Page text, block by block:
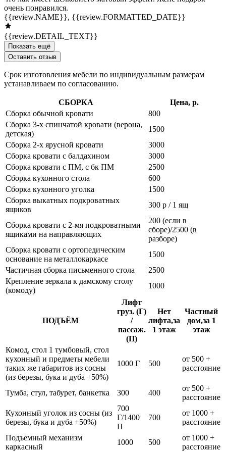
очень понравился.
{{review.NAME}}, {{review.FORMATTED_DATE}}
{{review.DETAIL_TEXT}}
Показать ещё
Оставить отзыв
Срок изготовления мебели по индивидуальным размерам
устанавливаем по согласованию.
СБОРКА
Цена, р.
Сборка обычной кровати
800
Сборка 3-х спинчатой кровати (верона,
детская)
1500
Сборка 2-х ярусной кровати
3000
Сборка кровати с балдахином
3000
Сборка кровати с ПМ, с бк ПМ
2500
Сборка кухонного стола
600
Сборка кухонного уголка
1500
Сборка выкатных подкроватных
ящиков
300 р / 1 ящ
Сборка кровати с 2-мя подкроватными
ящиками на направляющих
200 (если в
сборе)/2500 (в
разборе)
Сборка кровати с ортопедическим
основание на металлокаркасе
1500
Частичная сборка письменного стола
2500
Крепление зеркала к дамскому столу
(комоду)
1000
ПОДЪЁМ
Лифт
груз. (Г)
/
пассаж.
(П)
Нет
лифта,за
1 этаж
Частный
дом,за 1
этаж
Комод, стол 1 тумбовый, стол
кухонный и предметы мебели
таких же габаритов из сосны
(из березы, бука и дуба +50%)
1000 Г 500
от 500 +
расстояние
Тумба, стул, табурет, банкетка 300 400
от 500 +
расстояние
Кухонный уголок из сосны (из
березы, бука и дуба +50%)
700
Г/1400
П
700
от 1000 +
расстояние
Подъемный механизм
каркасный
1000 500
от 1000 +
расстояние